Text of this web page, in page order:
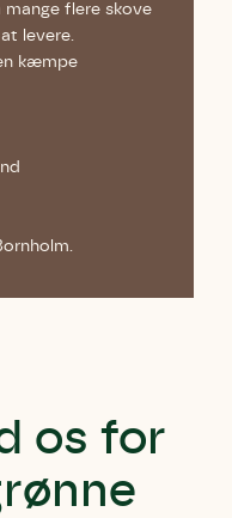
flere skove
levere.
kæmpe
os for